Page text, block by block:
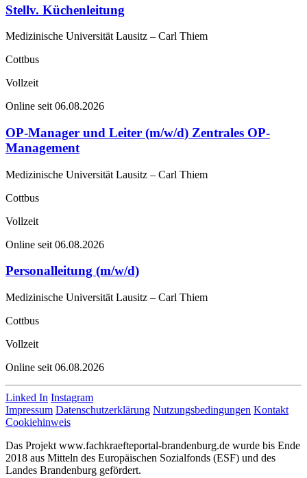
Stellv. Küchenleitung
Medizinische Universität Lausitz – Carl Thiem
Cottbus
Vollzeit
Online seit 06.08.2026
OP-Manager und Leiter (m/w/d) Zentrales OP-
Management
Medizinische Universität Lausitz – Carl Thiem
Cottbus
Vollzeit
Online seit 06.08.2026
Personalleitung (m/w/d)
Medizinische Universität Lausitz – Carl Thiem
Cottbus
Vollzeit
Online seit 06.08.2026
Linked In Instagram
Impressum Datenschutzerklärung Nutzungsbedingungen Kontakt
Cookiehinweis
Das Projekt www.fachkraefteportal-brandenburg.de wurde bis Ende
2018 aus Mitteln des Europäischen Sozialfonds (ESF) und des
Landes Brandenburg gefördert.